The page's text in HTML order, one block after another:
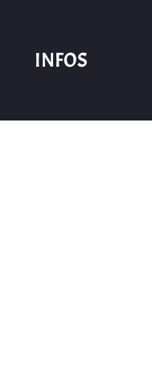
INFOS